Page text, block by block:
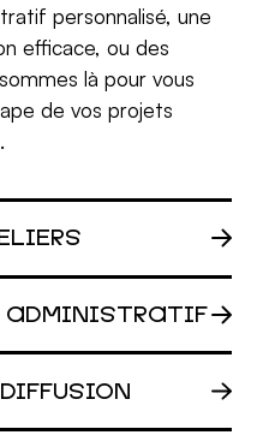
personnalisé, une
efficace, ou des
là pour vous
de vos projets
ADMINISTRATIF